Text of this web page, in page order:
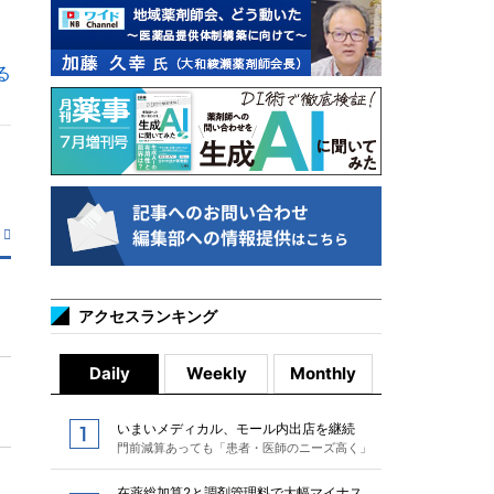
アクセスランキング
Daily Weekly Monthly
いまいメディカル、モール内出店を継続
門前減算あっても「患者・医師のニーズ高く」